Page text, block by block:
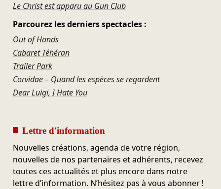
Le Christ est apparu au Gun Club
Parcourez les derniers spectacles :
Out of Hands
Cabaret Téhéran
Trailer Park
Corvidae – Quand les espèces se regardent
Dear Luigi, I Hate You
Lettre d'information
Nouvelles créations, agenda de votre région,
nouvelles de nos partenaires et adhérents, recevez
toutes ces actualités et plus encore dans notre
lettre d’information. N’hésitez pas à vous abonner !